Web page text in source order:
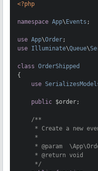
<?php
namespace App\ Events ;
use App\Order
use Illuminate\Queue\
class OrderShipped
{
use
public $order;
/**
* Create a new
     *
     *
@param
     *
@return void
     */